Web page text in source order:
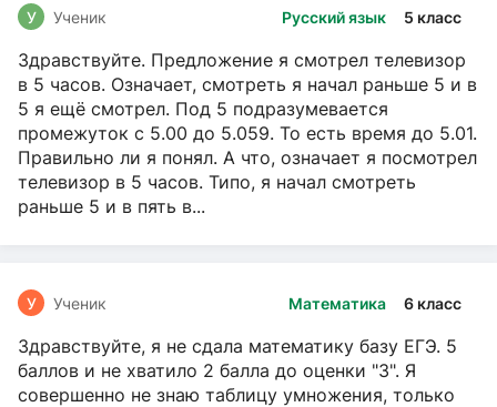
Русский язык 5 класс
У Ученик
Здравствуйте. Предложение я смотрел телевизор
в 5 часов. Означает, смотреть я начал раньше 5 и в
5 я ещё смотрел. Под 5 подразумевается
промежуток с 5.00 до 5.059. То есть время до 5.01.
Правильно ли я понял. А что, означает я посмотрел
телевизор в 5 часов. Типо, я начал смотреть
раньше 5 и в пять в...
Математика 6 класс
У Ученик
Здравствуйте, я не сдала математику базу ЕГЭ. 5
баллов и не хватило 2 балла до оценки "3". Я
совершенно не знаю таблицу умножения, только